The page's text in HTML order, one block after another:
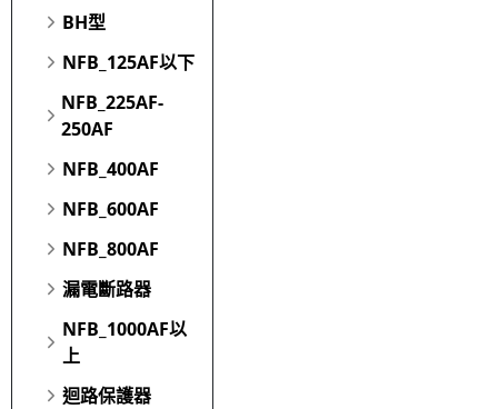
BH型
NFB_125AF以下
NFB_225AF-
250AF
NFB_400AF
NFB_600AF
NFB_800AF
漏電斷路器
NFB_1000AF以
上
迴路保護器